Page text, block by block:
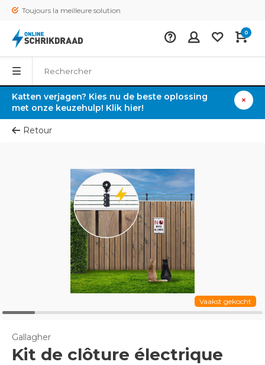
Toujours la meilleure solution
0
Katten verjagen? Kies nu de beste oplossing
met onze keuzehulp! Klik hier!
Retour
Vaakst gekocht
Gallagher
Kit de clôture électrique